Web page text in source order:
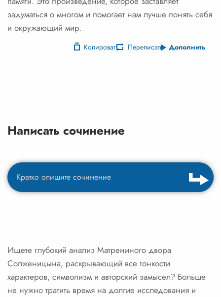
Копировать Переписать Дополнить
Написать сочинение
Ищете глубокий анализ Матрениного двора
Солженицына, раскрывающий все тонкости
характеров, символизм и авторский замысел? Больше
не нужно тратить время на долгие исследования и